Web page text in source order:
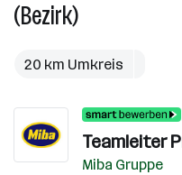
(Bezirk)
20 km Umkreis
Teamleiter
Miba Gruppe